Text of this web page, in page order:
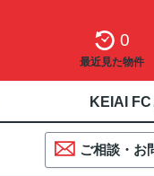
0
最近見た物件
KEIAI FC
ご相談・お